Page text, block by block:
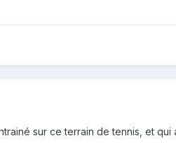
sur ce terrain de tennis, et qui